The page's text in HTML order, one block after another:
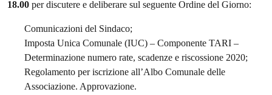
18.00 per discutere e deliberare sul seguente Ordine del Giorno:
Comunicazioni del Sindaco;
Imposta Unica Comunale (IUC) – Componente TARI –
Determinazione numero rate, scadenze e riscossione 2020;
Regolamento per iscrizione all’Albo Comunale delle
Associazione. Approvazione.